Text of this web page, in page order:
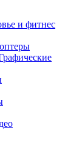
и фитнес